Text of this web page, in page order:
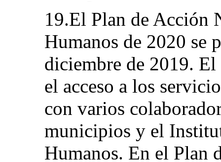
19.El Plan de Acción
Humanos de 2020 se
diciembre de 2019.
el acceso a los
con varios
municipios y el
Humanos. En el Plan